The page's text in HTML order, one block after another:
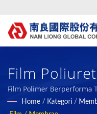
Film
/ Nam
Film Polimer Berperforma
Produsen Komposit Busa
Home / Kategori /